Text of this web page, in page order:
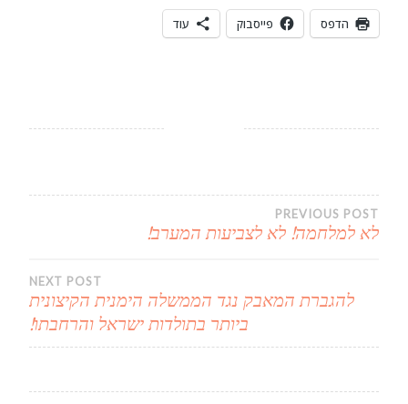
הדפס פייסבוק עוד
ניווט
PREVIOUS POST
לא למלחמה! לא לצביעות המערב!
NEXT POST
להגברת המאבק נגד הממשלה הימנית הקיצונית
ביותר בתולדות ישראל והרחבתו!